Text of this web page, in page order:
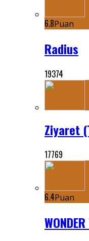
6.8Puan
Radius
19374
Ziyaret
17769
6.4Puan